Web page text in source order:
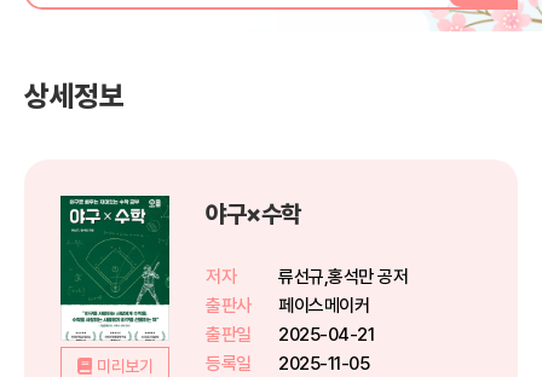
상세정보
미리보기
야구×수학
저자
류선규,홍석만 공저
출판사
페이스메이커
출판일
2025-04-21
등록일
2025-11-05